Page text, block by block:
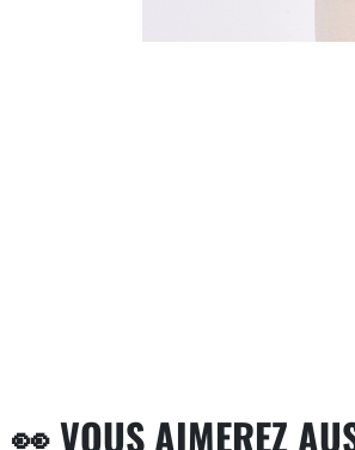
👀 VOUS AIMEREZ